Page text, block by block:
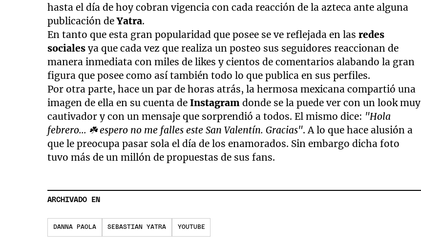
hasta el día de hoy cobran vigencia con cada reacción de la azteca ante alguna
publicación deYatra.
En tanto que esta gran popularidad que posee se ve reflejada en lasredes
socialesya que cada vez que realiza un posteo sus seguidores reaccionan de
manera inmediata con miles de likes y cientos de comentarios alabando la gran
figura que posee como así también todo lo que publica en sus perfiles.
Por otra parte, hace un par de horas atrás, la hermosa mexicana compartió una
imagen de ella en su cuenta deInstagram donde se la puede ver con un look muy
cautivador y con un mensaje que sorprendió a todos. El mismo dice: "Hola
febrero... ☘️ espero no me falles este San Valentín. Gracias". A lo que hace alusión a
que le preocupa pasar sola el día de los enamorados. Sin embargo dicha foto
tuvo más de un millón de propuestas de sus fans.
ARCHIVADO EN
DANNA PAOLA SEBASTIAN YATRA YOUTUBE